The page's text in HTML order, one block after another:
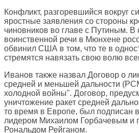
Конфликт, разгоревшийся вокруг
яростные заявления со стороны
чиновников во главе с Путиным.
воинственной речи в Мюнхене
обвинил США в том, что те в
стремятся навязать свою волю
Иванов также назвал Договор о
средней и меньшей дальности
холодной войны". Договор,
уничтожение ракет средней
то время в Европе, был подписан
лидером Михаилом Горбачевым и
Рональдом Рейганом.